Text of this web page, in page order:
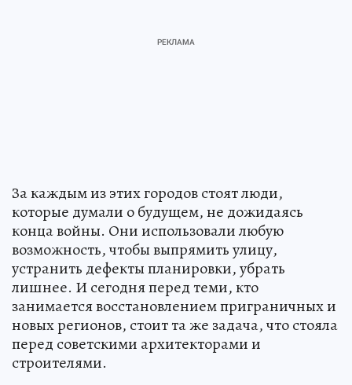
За каждым из этих городов стоят люди,
которые думали о будущем, не дожидаясь
конца войны. Они использовали любую
возможность, чтобы выпрямить улицу,
устранить дефекты планировки, убрать
лишнее. И сегодня перед теми, кто
занимается восстановлением приграничных и
новых регионов, стоит та же задача, что стояла
перед советскими архитекторами и
строителями.